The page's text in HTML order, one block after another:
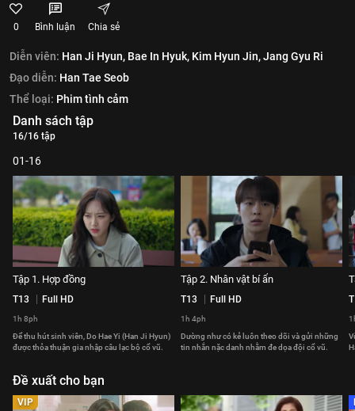
0 Bình luận Chia sẻ
Diễn viên: Han Ji Hyun, Bae In Hyuk, Kim Hyun Jin,Jang Gyu Ri
Đạo diễn: Han Tae Seob
Thể loại: Phim tình cảm
Danh sách tập
16/16 tập
01-16
Tập 1. Hợp đồng
T13 Full HD
1h 8ph
Để thu hút sinh viên, Do Hae Yi (Han Ji Hyun)
được thỏa thuận gia nhập câu lạc bộ cổ vũ.
Tập 2. Nhân vật bí ẩn
T13 Full HD
1h 4ph
Dường như có kẻ luôn theo dõi và gửi những
tin nhắn nặc danh nhằm đe dọa đội cổ vũ.
Đề xuất cho bạn
VIP